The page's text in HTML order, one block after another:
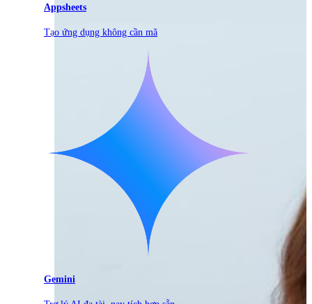
Appsheets
Tạo ứng dụng không cần mã
Gemini